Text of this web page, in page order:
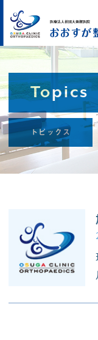
診
案内
当院は完全
通院中でも
状、新たな
院される場
WEB予約・
約をご利用
す。
Topics
トピックス